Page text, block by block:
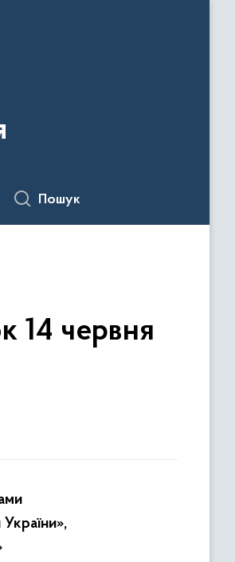
Пошук
14 червня